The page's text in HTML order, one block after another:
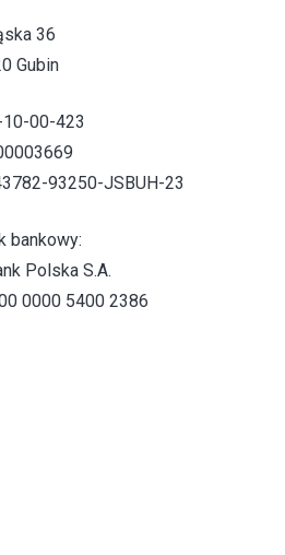
36
Gubin
00-423
93250-JSBUH-23
bankowy:
Polska S.A.
0000 5400 2386